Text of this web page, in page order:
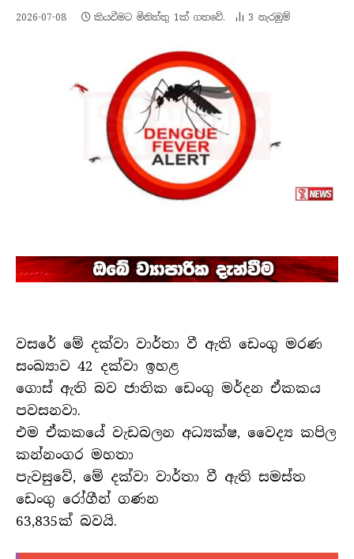
2026-07-08 කියවීමට මිනිත්තු 1ක් ගතවේ. 3 නැරඹු​ම්
වසරේ මේ දක්වා වාර්තා වී ඇති ඩෙංගු මරණ
සංඛ්‍යාව 42 දක්වා ඉහළ
ගොස් ඇති බව ජාතික ඩෙංගු මර්දන ඒකකය
පවසනවා.
එම ඒකකයේ වැඩබලන අධ්‍යක්ෂ, වෛද්‍ය කපිල
කන්නංගර මහතා
පැවසුවේ, මේ දක්වා වාර්තා වී ඇති සමස්ත
ඩෙංගු රෝගීන් ගණන
63,835ක් බවයි.